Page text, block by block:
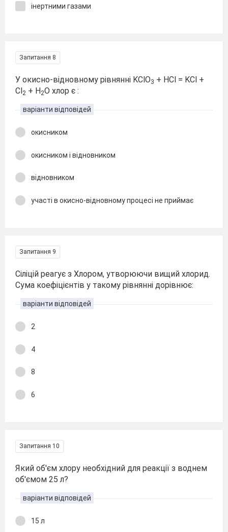
інертними газами
Запитання 8
У окисно-відновному рівнянні KClO3 + HCl = KCl +
Cl2 + H2O хлор є :
варіанти відповідей
окисником
окисником і відновником
відновником
участі в окисно-відновному процесі не приймає
Запитання 9
Сіліцій реагує з Хлором, утворюючи вищий хлорид.
Сума коефіцієнтів у такому рівнянні дорівнює:
варіанти відповідей
2
4
8
6
Запитання 10
Який об'єм хлору необхідний для реакції з воднем
об'ємом 25 л?
варіанти відповідей
15 л